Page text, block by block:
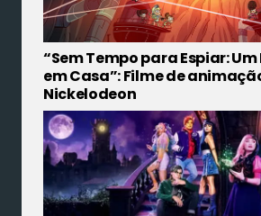
“Sem Tempo para Espiar: Um
em Casa”: Filme de
Nickelodeon